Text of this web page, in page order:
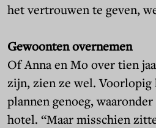
het vertrouwen te geven,
Gewoonten overnemen
Of Anna en Mo over tien
zijn, zien ze wel. Voorlopig
plannen genoeg,
hotel. “Maar misschien